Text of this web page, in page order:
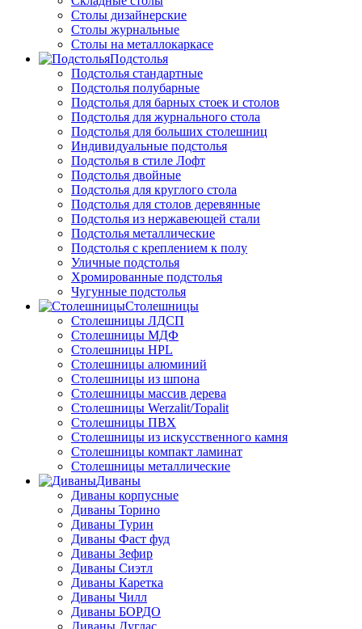
Столы дизайнерские
Столы журнальные
Столы на металлокаркасе
Подстолья
Подстолья стандартные
Подстолья полубарные
Подстолья для барных стоек и столов
Подстолья для журнального стола
Подстолья для больших столешниц
Индивидуальные подстолья
Подстолья в стиле Лофт
Подстолья двойные
Подстолья для круглого стола
Подстолья для столов деревянные
Подстолья из нержавеющей стали
Подстолья металлические
Подстолья с креплением к полу
Уличные подстолья
Хромированные подстолья
Чугунные подстолья
Столешницы
Столешницы ЛДСП
Столешницы МДФ
Столешницы HPL
Столешницы алюминий
Столешницы из шпона
Столешницы массив дерева
Столешницы Werzalit/Topalit
Столешницы ПВХ
Столешницы из искусственного камня
Столешницы компакт ламинат
Столешницы металлические
Диваны
Диваны корпусные
Диваны Торино
Диваны Турин
Диваны Фаст фуд
Диваны Зефир
Диваны Сиэтл
Диваны Каретка
Диваны Чилл
Диваны БОРДО
Диваны Дуглас